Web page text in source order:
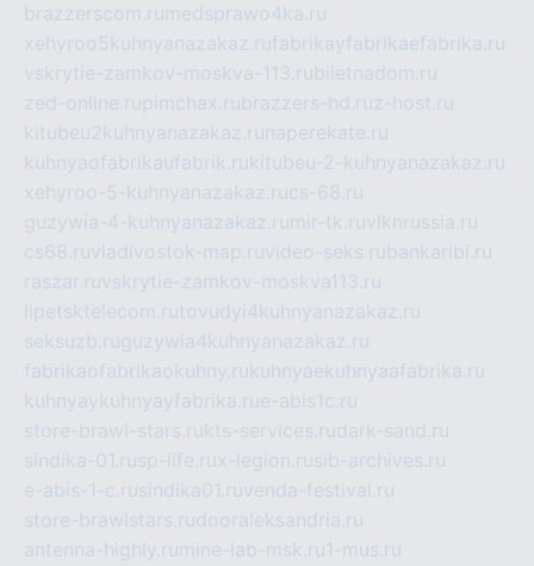
brazzerscom.ru medsprawo4ka.ru
xehyroo5kuhnyanazakaz.rufabrikayfabrikaefabrika.ru
vskrytie-zamkov-moskva-113.rubiletnadom.ru
zed-online.rupimchax.rubrazzers-hd.ruz-host.ru
kitubeu2kuhnyanazakaz.ru naperekate.ru
kuhnyaofabrikaufabrik.rukitubeu-2-kuhnyanazakaz.ru
xehyroo-5-kuhnyanazakaz.rucs-68.ru
guzywia-4-kuhnyanazakaz.ru mir-tk.ruvlknrussia.ru
cs68.ruvladivostok-map.ruvideo-seks.rubankaribi.ru
raszar.ruvskrytie-zamkov-moskva113.ru
lipetsktelecom.rutovudyi4kuhnyanazakaz.ru
seksuzb.ruguzywia4kuhnyanazakaz.ru
fabrikaofabrikaokuhny.rukuhnyaekuhnyaafabrika.ru
kuhnyaykuhnyayfabrika.rue-abis1c.ru
store-brawl-stars.rukts-services.rudark-sand.ru
sindika-01.rusp-life.rux-legion.rusib-archives.ru
e-abis-1-c.rusindika01.ruvenda-festival.ru
store-brawlstars.rudooraleksandria.ru
antenna-highly.ru mine-lab-msk.ru1-mus.ru